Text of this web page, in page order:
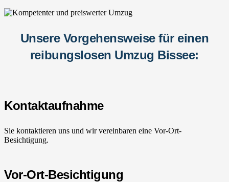
Unsere Vorgehensweise für einen
reibungslosen Umzug Bissee:
Kontaktaufnahme
Sie kontaktieren uns und wir vereinbaren eine Vor-Ort-
Besichtigung.
Vor-Ort-Besichtigung